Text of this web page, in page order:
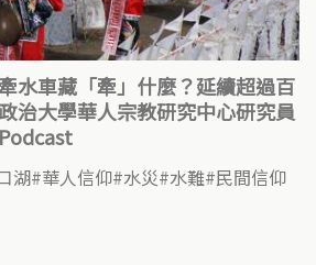
水車藏「牽」什麼？延續超過百
治大學華人宗教研究中心研究員
湖 華人信仰 水災 水難 民間信仰